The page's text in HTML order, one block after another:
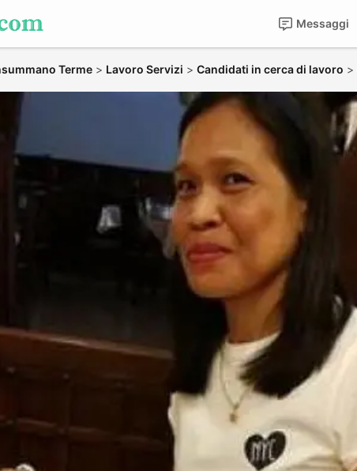
Messaggi
Terme > Lavoro Servizi > Candidati in cerca di lavoro >